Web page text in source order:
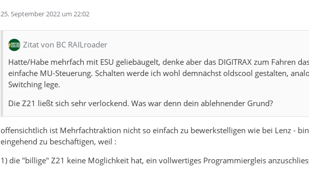
25. September 2022 um 22:02
Zitat von BC RAILroader
Hatte/Habe mehrfach mit ESU geliebäugelt, denke aber das DIGITRAX zum Fahren
einfache MU-Steuerung. Schalten werde ich wohl demnächst oldscool gestalten,
Switching lege.
Die Z21 ließt sich sehr verlockend. Was war denn dein ablehnender Grund?
offensichtlich ist Mehrfachtraktion nicht so einfach zu bewerkstelligen wie bei Lenz -
eingehend zu beschäftigen, weil :
1) die "billige" Z21 keine Möglichkeit hat, ein vollwertiges Programmiergleis